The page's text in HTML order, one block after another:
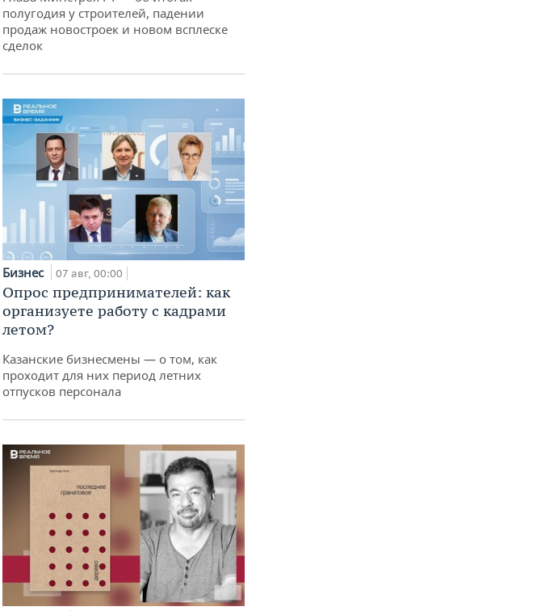
полугодия у строителей, падении
продаж новостроек и новом всплеске
сделок
Бизнес 07 авг, 00:00
Опрос предпринимателей: как
организуете работу с кадрами
летом?
Казанские бизнесмены — о том, как
проходит для них период летних
отпусков персонала